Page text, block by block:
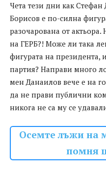
Чета тези дни как
Борисов е по-силна
разочарована от актьора.
на ГЕРБ?! Може ли така
фигурата на президента,
партия? Направи много
мен Данаилов вече е на
да не прави публични
никога не са му се
Осемте лъжи на
помня